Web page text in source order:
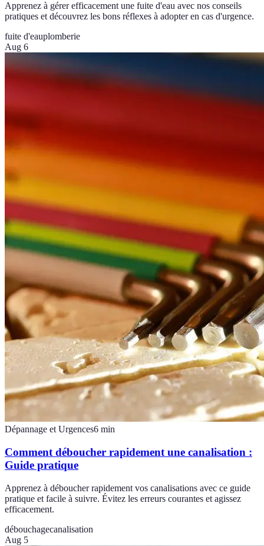
Apprenez à gérer efficacement une fuite d'eau avec nos conseils
pratiques et découvrez les bons réflexes à adopter en cas d'urgence.
fuite d'eauplomberie
Aug 6
Dépannage et Urgences6 min
Comment déboucher rapidement une canalisation :
Guide pratique
Apprenez à déboucher rapidement vos canalisations avec ce guide
pratique et facile à suivre. Évitez les erreurs courantes et agissez
efficacement.
débouchagecanalisation
Aug 5